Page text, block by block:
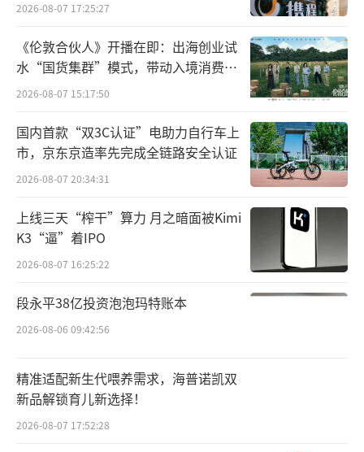
围场满族蒙古族自治县农业农村局刘伟表
示，以平凉红牛、黑毛和牛及安格斯牛为基
础，利用三元杂交和分子育种技术培育的“塞
罕坝黑牛”，其无抗雪花牛肉肉质鲜嫩，媲美
和牛。
除了构建起马铃薯、畜牧两大产业带动，
围场的蔬菜、中药材、林果三大产业也起到了
协同发展作用。
全县蔬菜种植总面积23.3万亩，总产量达
到104.8万吨，全县蔬菜净菜加工能力达到15万
吨。“宇璐沙棘”品种10万余亩，果实含油量
是普通沙棘的1.5倍，每100克中维生素C含量高
是河北省道地中药材优势产区，是根茎类药材
生长的绝佳之地，有200余个野生中药材品种。
2026-08-07 17:25:27
《伦敦合伙人》开播在即：出海创业试
水“国货集群”模式，带动入境消费反
向种草
2026-08-07 15:17:50
国内首款“双3C认证”电助力自行车上
市，京东京造率先完成全链路安全认证
2026-08-07 20:34:31
上线三天“榨干”算力 月之暗面被Kimi
K3“逼”着IPO
2026-08-07 16:25:22
段永平38亿投资泡泡玛特账本
2026-08-06 09:42:56
精准适配新生代喂养需求，海普诺凯双
新品解锁育儿新选择！
2026-08-07 17:52:28